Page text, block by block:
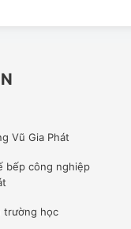
Vũ Gia Phát
bếp công nghiệp
trường học